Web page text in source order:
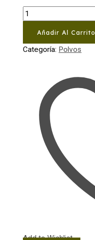
Weight
Loss
16oz
cantidad
Añadir Al Carrito
Categoría: Polvos
Add to Wishlist